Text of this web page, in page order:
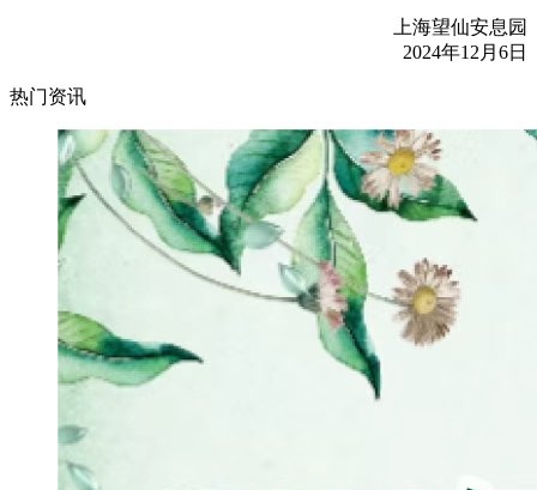
上海望仙安息园
2024年12月6日
热门资讯